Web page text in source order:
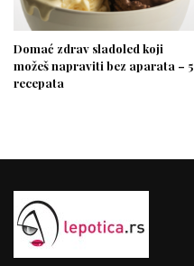
Domać zdrav sladoled koji
možeš napraviti bez aparata – 5
recepata